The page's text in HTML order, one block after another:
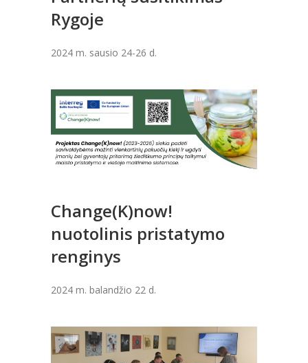
Rygoje
2024 m. sausio 24-26 d.
Change(K)now!
nuotolinis pristatymo
renginys
2024 m. balandžio 22 d.